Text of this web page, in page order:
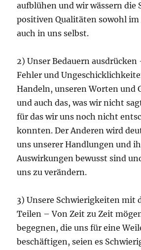
aufblühen und wir wässern die
positiven Qualitäten sowohl im
auch in uns selbst.
2) Unser Bedauern
Fehler und
Handeln, unseren Worten und
und auch das, was wir nicht
für das wir uns noch nicht
konnten. Der Anderen wird
uns unserer Handlungen und
Auswirkungen bewusst sind
uns zu verändern.
3) Unsere Schwierigkeiten mit
Teilen – Von Zeit zu Zeit
begegnen, die uns für eine
beschäftigen, seien es